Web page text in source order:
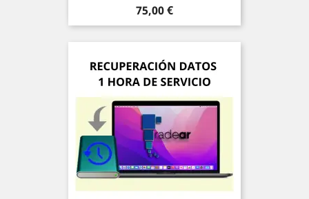
Precio
75,00 €